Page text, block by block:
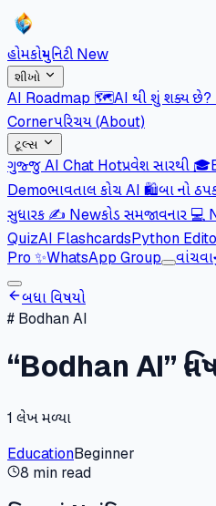
હોમકોમ્યુનિટી New
શીખો
AI Roadmap 🗺️AI થી શું શક્ય છે?
Cornerપરિચય (About)
ટૂલ્સ
ગુજ્જુ AI Chat Hotપ્રવેશ સારથી 🎓
Demoભાવતાલ કોચ AI 🛍️બા નો
સુધારક ✍️ Newકોડ સમજાવનાર 💻
QuizAI FlashcardsPython
Pro ✨WhatsApp Group
બધા વિષયો
# Bodhan AI
“Bodhan AI”
1 લેખ મળ્યા
EducationBeginner
8 min read